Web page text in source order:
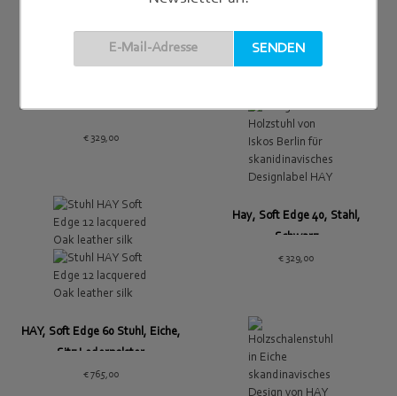
€329,00
Hay, Soft Edge 40, Stahl,
Schwarz
€ 329,00
HAY, Soft Edge 60 Stuhl, Eiche,
Sitz Lederpolster
€765,00